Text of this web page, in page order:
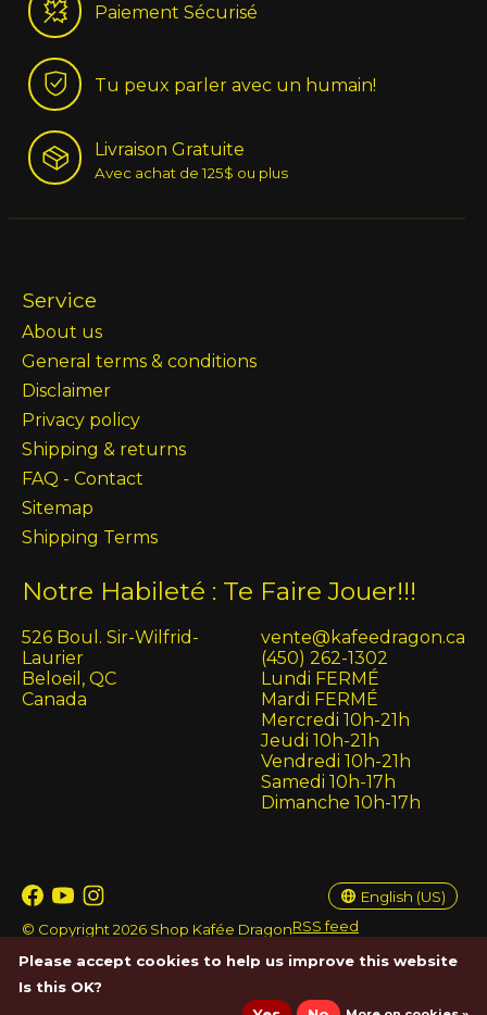
Paiement Sécurisé
Tu peux parler avec un humain!
Livraison Gratuite
Avec achat de 125$ ou plus
Service
About us
General terms & conditions
Disclaimer
Privacy policy
Shipping & returns
FAQ - Contact
Sitemap
Shipping Terms
Notre Habileté : Te Faire Jouer!!!
526 Boul. Sir-Wilfrid-
Laurier
Beloeil, QC
Canada
vente@kafeedragon.ca
(450) 262-1302
Lundi FERMÉ
Mardi FERMÉ
Mercredi 10h-21h
Jeudi 10h-21h
Vendredi 10h-21h
Samedi 10h-17h
Dimanche 10h-17h
© Copyright 2026 Shop Kafée DragonRSS feed
English (US)
English (US)
Please accept cookies to help us improve this website
Is this OK?